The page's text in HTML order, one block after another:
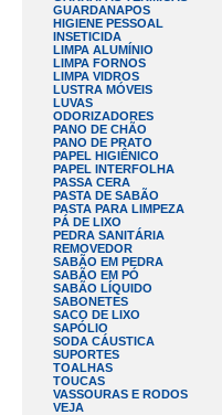
GUARDANAPOS
HIGIENE PESSOAL
INSETICIDA
LIMPA ALUMÍNIO
LIMPA FORNOS
LIMPA VIDROS
LUSTRA MÓVEIS
LUVAS
ODORIZADORES
PANO DE CHÃO
PANO DE PRATO
PAPEL HIGIÊNICO
PAPEL INTERFOLHA
PASSA CERA
PASTA DE SABÃO
PASTA PARA LIMPEZA
PÁ DE LIXO
PEDRA SANITÁRIA
REMOVEDOR
SABÃO EM PEDRA
SABÃO EM PÓ
SABÃO LÍQUIDO
SABONETES
SACO DE LIXO
SAPÓLIO
SODA CÁUSTICA
SUPORTES
TOALHAS
TOUCAS
VASSOURAS E RODOS
VEJA